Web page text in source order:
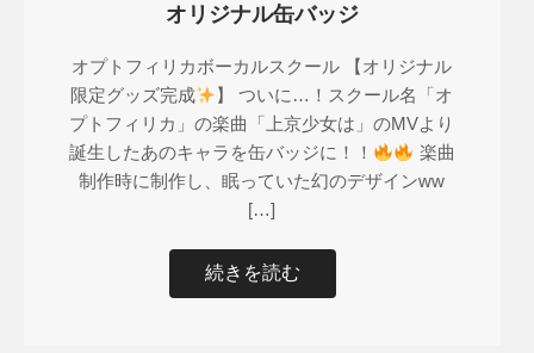
オリジナル缶バッジ
オプトフィリカボーカルスクール 【オリジナル
限定グッズ完成
】 ついに…！スクール名「オ
プトフィリカ」の楽曲「上京少女は」のMVより
誕生したあのキャラを缶バッジに！！
楽曲
制作時に制作し、眠っていた幻のデザインww
[…]
続きを読む